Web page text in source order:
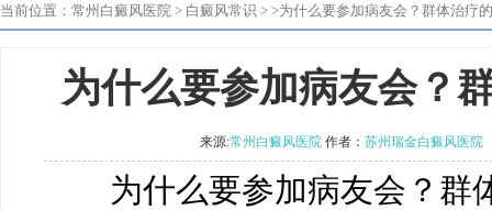
当前位置： 常州白癜风医院 > 白癜风常识 > >为什么要参加病友会？群体治疗
为什么要参加病友会？
来源:常州白癜风医院 作者： 苏州瑞金白癜风医院
为什么要参加病友会？群